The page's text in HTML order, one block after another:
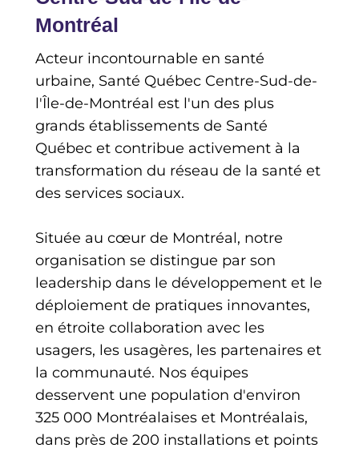
Montréal
Acteur incontournable en santé
urbaine, Santé Québec Centre-Sud-de-
l'Île-de-Montréal est l'un des plus
grands établissements de Santé
Québec et contribue activement à la
transformation du réseau de la santé et
des services sociaux.
Située au cœur de Montréal, notre
organisation se distingue par son
leadership dans le développement et le
déploiement de pratiques innovantes,
en étroite collaboration avec les
usagers, les usagères, les partenaires et
la communauté. Nos équipes
desservent une population d'environ
325 000 Montréalaises et Montréalais,
dans près de 200 installations et points